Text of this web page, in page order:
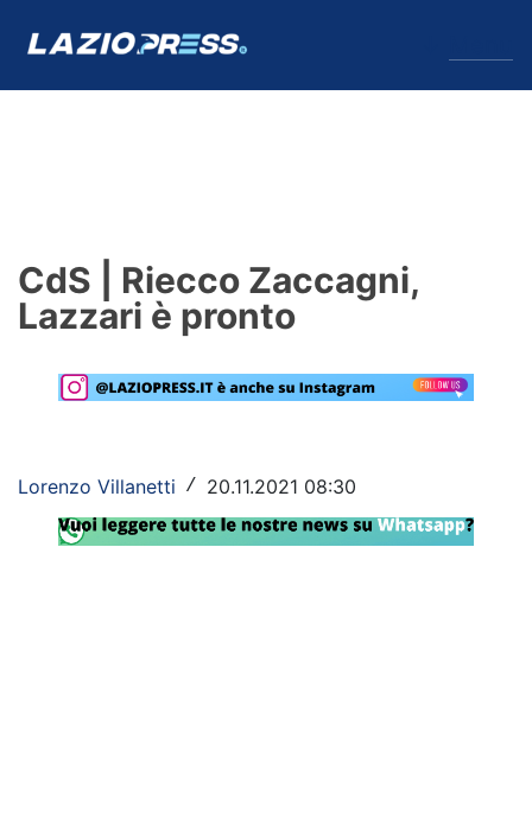
Formello
Primavera
Lazio Women
CdS | Riecco Zaccagni,
Lazzari è pronto
Lorenzo Villanetti / 20.11.2021 08:30